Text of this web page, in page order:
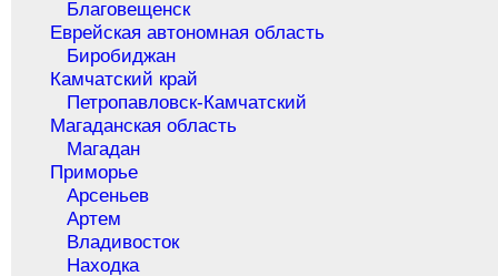
Благовещенск
Еврейская автономная область
Биробиджан
Камчатский край
Петропавловск-Камчатский
Магаданская область
Магадан
Приморье
Арсеньев
Артем
Владивосток
Находка